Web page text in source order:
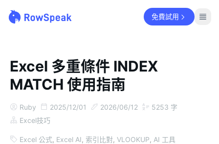
免費試用
Excel 多重條件 INDEX
MATCH 使用指南
Ruby 2025/12/01 2026/06/12 5253 字
Excel技巧
Excel 公式, Excel AI, 索引比對, VLOOKUP, AI 工具